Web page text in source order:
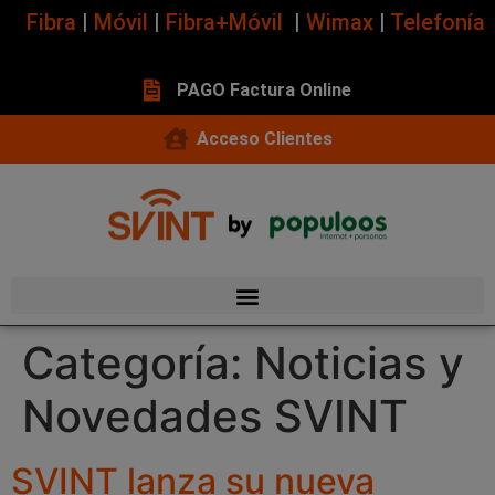
Fibra | Móvil | Fibra+Móvil | Wimax | Telefonía
PAGO Factura Online
Acceso Clientes
Categoría: Noticias y
Novedades SVINT
SVINT lanza su nueva